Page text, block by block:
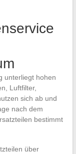
unterliegt hohen
Luftfilter,
sich ab und
nach dem
bestimmt
über